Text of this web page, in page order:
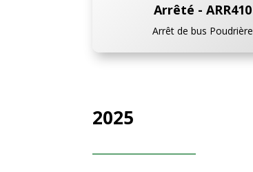
Arrêté - ARR410
Arrêt de bus Poudrière
2025